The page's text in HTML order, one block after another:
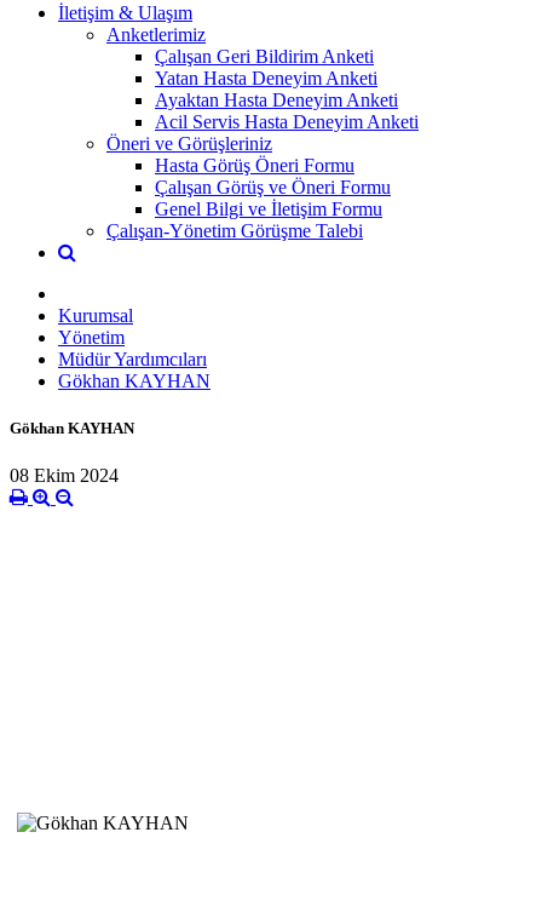
İletişim & Ulaşım
Anketlerimiz
Çalışan Geri Bildirim Anketi
Yatan Hasta Deneyim Anketi
Ayaktan Hasta Deneyim Anketi
Acil Servis Hasta Deneyim Anketi
Öneri ve Görüşleriniz
Hasta Görüş Öneri Formu
Çalışan Görüş ve Öneri Formu
Genel Bilgi ve İletişim Formu
Çalışan-Yönetim Görüşme Talebi
Kurumsal
Yönetim
Müdür Yardımcıları
Gökhan KAYHAN
Gökhan KAYHAN
08 Ekim 2024